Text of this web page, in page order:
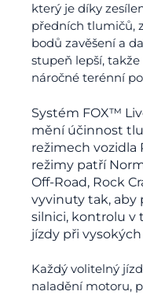
který je díky
předních tlumičů,
bodů zavěšení a
stupeň lepší,
náročné terénní
Systém FOX™
mění účinnost
režimech vozidla
režimy patří
Off-Road, Rock
vyvinuty tak, aby
silnici, kontrolu v
jízdy při
Každý volitelný
naladění motoru,